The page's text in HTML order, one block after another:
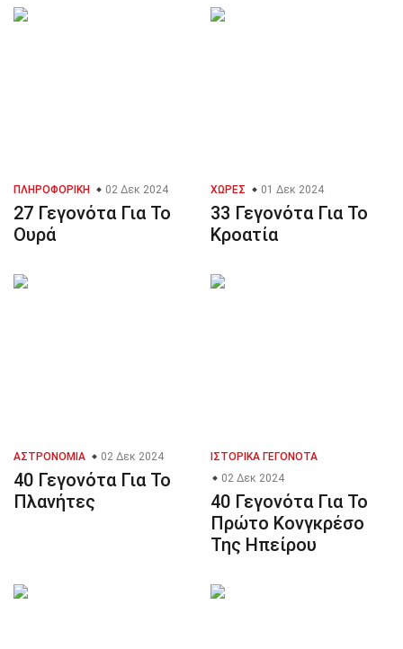
ΠΛΗΡΟΦΟΡΙΚΉ 02 Δεκ 2024
27 Γεγονότα Για Το
Ουρά
ΧΏΡΕΣ 01 Δεκ 2024
33 Γεγονότα Για Το
Κροατία
ΑΣΤΡΟΝΟΜΊΑ 02 Δεκ 2024
40 Γεγονότα Για Το
Πλανήτες
ΙΣΤΟΡΙΚΆ ΓΕΓΟΝΌΤΑ
02 Δεκ 2024
40 Γεγονότα Για Το
Πρώτο Κονγκρέσο
Της Ηπείρου